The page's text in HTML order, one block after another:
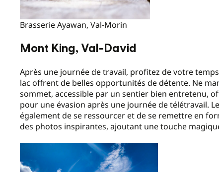
Brasserie Ayawan, Val-Morin
Mont King, Val-David
Après une journée de travail, profitez de votre
lac offrent de belles opportunités de détente. Ne
sommet, accessible par un sentier bien entretenu,
pour une évasion après une journée de télétravail.
également de se ressourcer et de se remettre en
des photos inspirantes, ajoutant une touche